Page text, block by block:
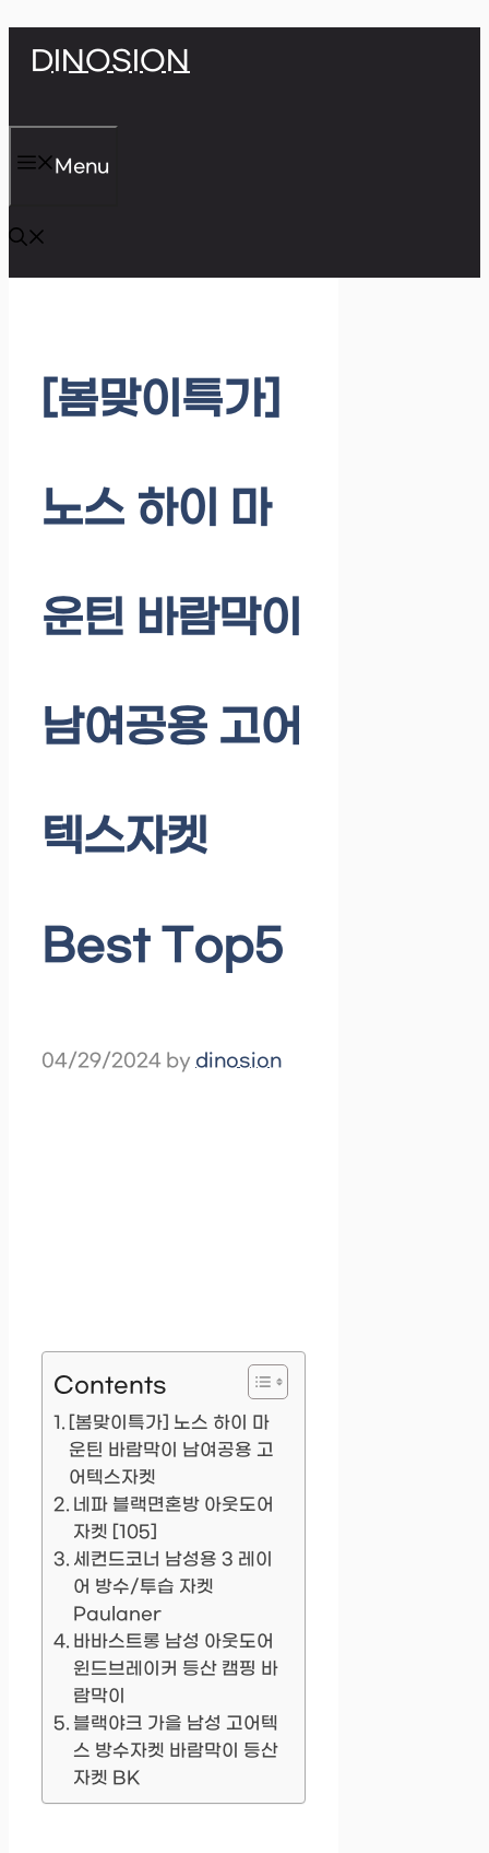
SkipDINOSION
Menu
[봄맞이특가]
노스 하이 마
운틴 바람막이
남여공용 고어
텍스자켓
Best Top5
04/29/2024 by dinosion
Contents
[봄맞이특가] 노스 하이 마
운틴 바람막이 남여공용 고
어텍스자켓
네파 블랙면혼방 아웃도어
자켓 [105]
세컨드코너 남성용 3 레이
어 방수/투습 자켓
Paulaner
바바스트롱 남성 아웃도어
윈드브레이커 등산 캠핑 바
람막이
블랙야크 가을 남성 고어텍
스 방수자켓 바람막이 등산
자켓 BK